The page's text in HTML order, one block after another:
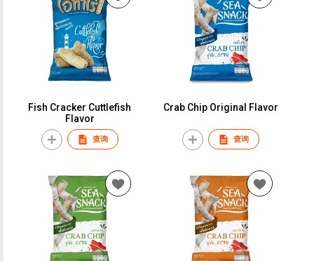
Fish Cracker Cuttlefish
Flavor
查询
Crab Chip Original Flavor
查询